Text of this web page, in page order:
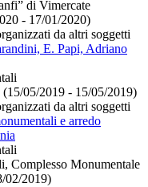
di Vimercate
- 17/01/2020)
da altri soggetti
E. Papi, Adriano
05/2019 - 15/05/2019)
da altri soggetti
e arredo
Complesso Monumentale
02/2019)